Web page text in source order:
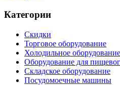
Категории
Скидки
Торговое оборудование
Холодильное оборудование
Оборудование для
Складское оборудование
Посудомоечные машины